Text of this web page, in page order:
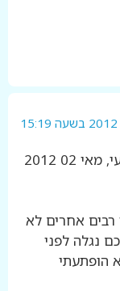
נכתב על ידי: giora manor בשעה: רביעי, מאי 02 2012
אחרים לא
נגלה לפני
הופתעתי